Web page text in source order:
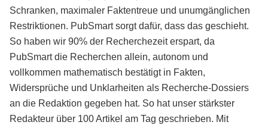
Schranken, maximaler Faktentreue und unumgänglichen
Restriktionen. PubSmart sorgt dafür, dass das geschieht.
So haben wir 90% der Recherchezeit erspart, da
PubSmart die Recherchen allein, autonom und
vollkommen mathematisch bestätigt in Fakten,
Widersprüche und Unklarheiten als Recherche-Dossiers
an die Redaktion gegeben hat. So hat unser stärkster
Redakteur über 100 Artikel am Tag geschrieben. Mit